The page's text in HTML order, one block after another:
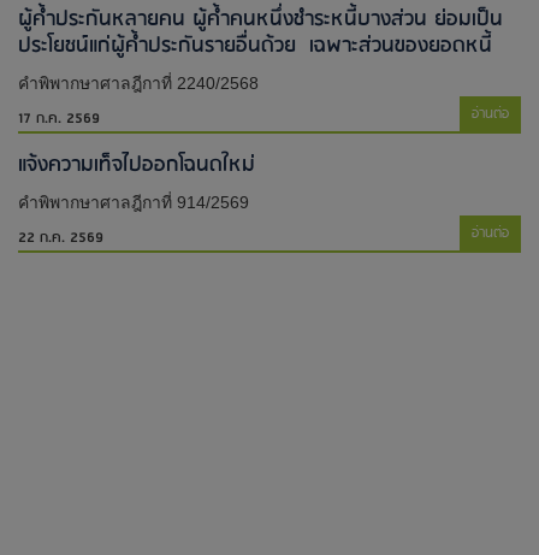
ผู้ค้ำประกันหลายคน ผู้ค้ำคนหนึ่งชำระหนี้บางส่วน ย่อมเป็น
ประโยชน์แก่ผู้ค้ำประกันรายอื่นด้วย เฉพาะส่วนของยอดหนี้
คำพิพากษาศาลฎีกาที่ 2240/2568
17 ก.ค. 2569 อ่านต่อ
แจ้งความเท็จไปออกโฉนดใหม่​
คำพิพากษาศาลฎีกาที่ 914/2569
22 ก.ค. 2569 อ่านต่อ